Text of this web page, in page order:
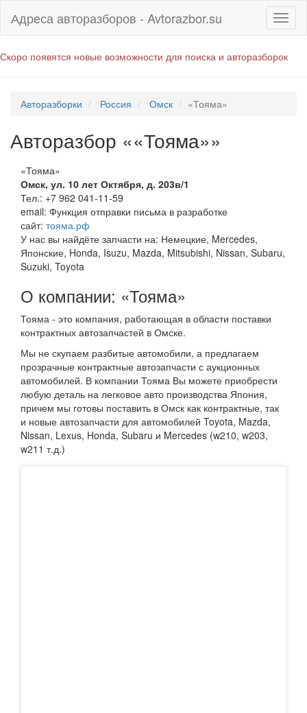
Адреса авторазборов - Avtorazbor.su
Скоро появятся новые возможности для поиска и авторазборок
Авторазборки Россия Омск «Тояма»
Авторазбор ««Тояма»»
«Тояма»
Омск, ул. 10 лет Октября, д. 203в/1
Тел.: +7 962 041-11-59
email: Функция отправки письма в разработке
сайт: тояма.рф
У нас вы найдёте запчасти на: Немецкие, Mercedes,
Японские, Honda, Isuzu, Mazda, Mitsubishi, Nissan, Subaru,
Suzuki, Toyota
О компании: «Тояма»
Тояма - это компания, работающая в области поставки
контрактных автозапчастей в Омске.
Мы не скупаем разбитые автомобили, а предлагаем
прозрачные контрактные автозапчасти с аукционных
автомобилей. В компании Тояма Вы можете приобрести
любую деталь на легковое авто производства Япония,
причем мы готовы поставить в Омск как контрактные, так
и новые автозапчасти для автомобилей Toyota, Mazda,
Nissan, Lexus, Honda, Subaru и Mercedes (w210, w203,
w211 т.д.)